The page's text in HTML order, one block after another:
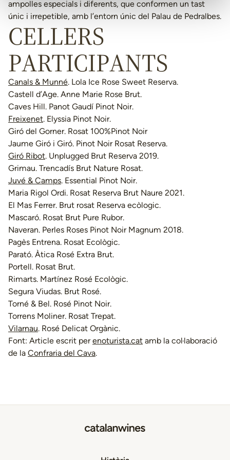
ampolles especials i diferents, que conformen un tast
únic i irrepetible, amb l’entorn únic del Palau de Pedralbes.
CELLERS
PARTICIPANTS
Canals & Munné. Lola Ice Rose Sweet Reserva.
Castell d’Age. Anne Marie Rose Brut.
Caves Hill. Panot Gaudí Pinot Noir.
Freixenet. Elyssia Pinot Noir.
Giró del Gorner. Rosat 100%Pinot Noir
Jaume Giró i Giró. Pinot Noir Rosat Reserva.
Giró Ribot. Unplugged Brut Reserva 2019.
Grimau. Trencadís Brut Nature Rosat.
Juvé & Camps. Essential Pinot Noir.
Maria Rigol Ordi. Rosat Reserva Brut Naure 2021.
El Mas Ferrer. Brut rosat Reserva ecòlogic.
Mascaró. Rosat Brut Pure Rubor.
Naveran. Perles Roses Pinot Noir Magnum 2018.
Pagès Entrena. Rosat Ecològic.
Parató. Àtica Rosé Extra Brut.
Portell. Rosat Brut.
Rimarts. Martínez Rosé Ecològic.
Segura Viudas. Brut Rosé.
Torné & Bel. Rosé Pinot Noir.
Torrens Moliner. Rosat Trepat.
Vilarnau. Rosé Delicat Orgànic.
Font: Article escrit perenoturista.cat amb la col·laboració
de la Confraria del Cava.